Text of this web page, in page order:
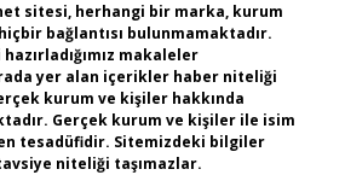
sitesi, herhangi bir marka, kurum
bağlantısı bulunmamaktadır.
makaleler
yer alan içerikler haber niteliği
kurum ve kişiler hakkında
Gerçek kurum ve kişiler ile isim
tesadüfidir. Sitemizdeki bilgiler
niteliği taşımazlar.